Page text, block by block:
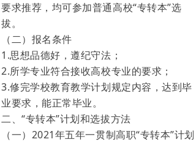
要求推荐，均可参加普通高校“专转本”选
拔。
（二）报名条件
1.思想品德好，遵纪守法；
2.所学专业符合接收高校专业的要求；
3.修完学校教育教学计划规定内容，达到毕
业要求，能正常毕业。
二、“专转本”计划和选拔方法
（一）2021年五年一贯制高职“专转本”计划